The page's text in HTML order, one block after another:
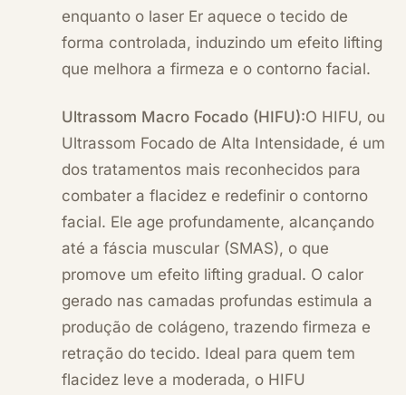
enquanto o laser Er aquece o tecido de
forma controlada, induzindo um efeito lifting
que melhora a firmeza e o contorno facial.
Ultrassom Macro Focado (HIFU):O HIFU, ou
Ultrassom Focado de Alta Intensidade, é um
dos tratamentos mais reconhecidos para
combater a flacidez e redefinir o contorno
facial. Ele age profundamente, alcançando
até a fáscia muscular (SMAS), o que
promove um efeito lifting gradual. O calor
gerado nas camadas profundas estimula a
produção de colágeno, trazendo firmeza e
retração do tecido. Ideal para quem tem
flacidez leve a moderada, o HIFU